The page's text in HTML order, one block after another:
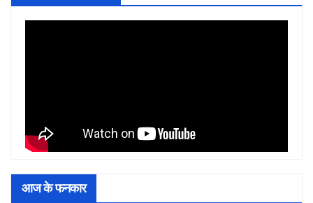
आज के फनकार